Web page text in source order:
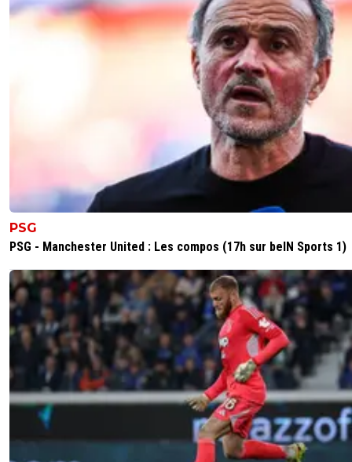
PSG
PSG - Manchester United : Les compos (17h sur beIN Sports 1)